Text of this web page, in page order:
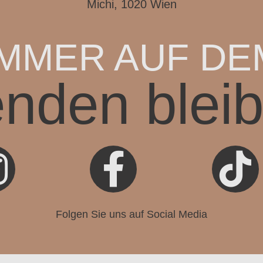
Michi, 1020 Wien
AUF
 
Folgen Sie uns auf Social Media